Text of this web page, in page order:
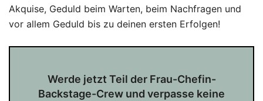
Akquise, Geduld beim Warten, beim Nachfragen und
vor allem Geduld bis zu deinen ersten Erfolgen!
Werde jetzt Teil der Frau-Chefin-
Backstage-Crew und verpasse keine